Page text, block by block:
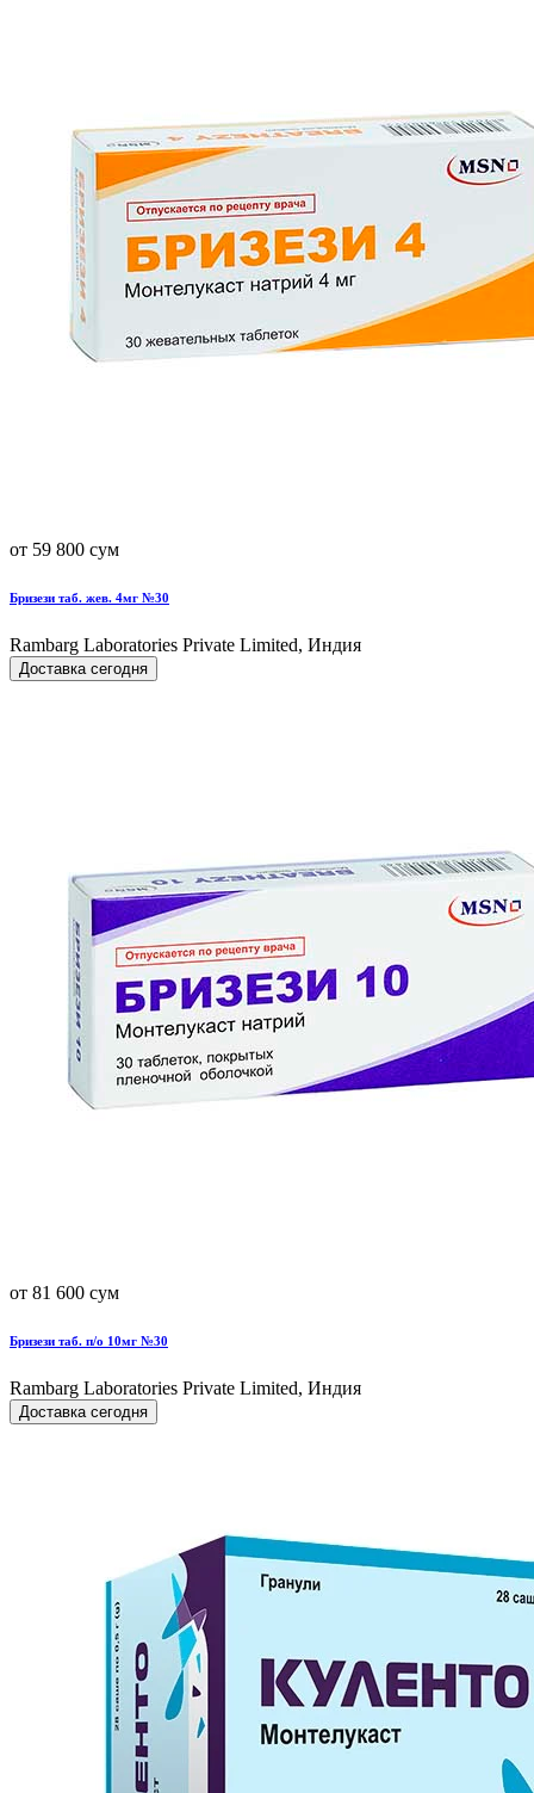
от 59 800 сум
Бризези таб. жев. 4мг №30
Rambarg Laboratories Private Limited, Индия
Доставка сегодня
от 81 600 сум
Бризези таб. п/о 10мг №30
Rambarg Laboratories Private Limited, Индия
Доставка сегодня